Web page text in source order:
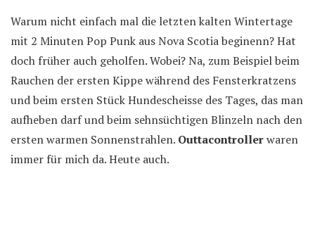
Warum nicht einfach mal die letzten kalten Wintertage
mit 2 Minuten Pop Punk aus Nova Scotia beginenn? Hat
doch früher auch geholfen. Wobei? Na, zum Beispiel beim
Rauchen der ersten Kippe während des Fensterkratzens
und beim ersten Stück Hundescheisse des Tages, das man
aufheben darf und beim sehnsüchtigen Blinzeln nach den
ersten warmen Sonnenstrahlen. Outtacontrollerwaren
immer für mich da. Heute auch.